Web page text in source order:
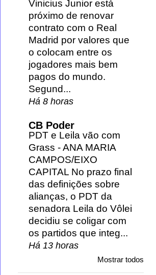
Vinicius Junior está
próximo de renovar
contrato com o Real
Madrid por valores que
o colocam entre os
jogadores mais bem
pagos do mundo.
Segund...
Há 8 horas
CB Poder
PDT e Leila vão com
Grass -ANA MARIA
CAMPOS/EIXO
CAPITAL No prazo final
das definições sobre
alianças, o PDT da
senadora Leila do Vôlei
decidiu se coligar com
os partidos que integ...
Há 13 horas
Mostrar todos